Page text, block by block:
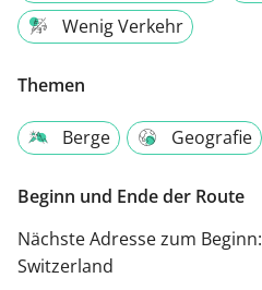
Wenig Verkehr
Themen
Berge Geografie
Beginn und Ende der Route
Nächste Adresse zum Beginn:
Switzerland